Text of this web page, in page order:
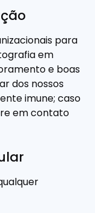
para
em
e boas
dos nossos
imune; caso
em contato